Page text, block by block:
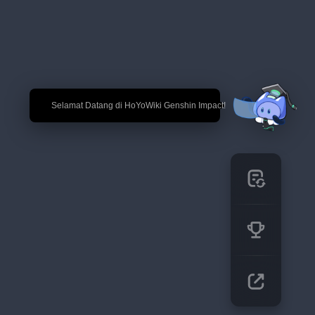
🎉 Selamat Datang di HoYoWiki Genshin Impact!